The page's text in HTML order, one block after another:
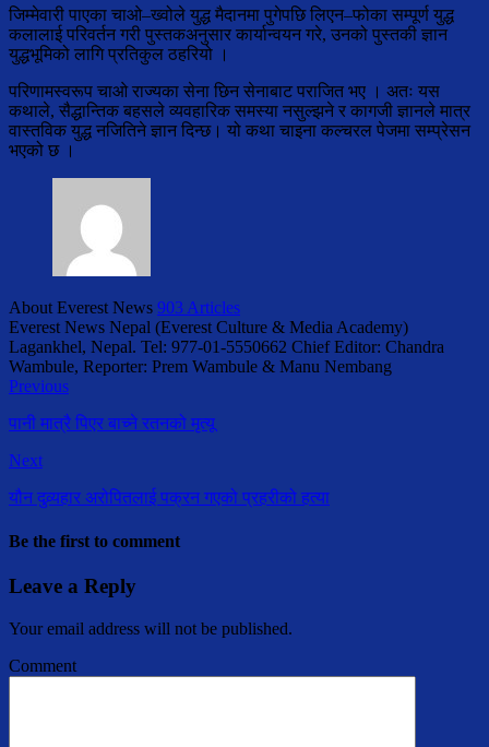
जिम्मेवारी पाएका चाओ–ख्वोले युद्ध मैदानमा पुगेपछि लिएन–फोका सम्पूर्ण युद्ध
कलालाई परिवर्तन गरी पुस्तकअनुसार कार्यान्वयन गरे, उनको पुस्तकी ज्ञान
युद्धभूमिको लागि प्रतिकुल ठहरियो ।
परिणामस्वरूप चाओ राज्यका सेना छिन सेनाबाट पराजित भए । अतः यस
कथाले, सैद्धान्तिक बहसले व्यवहारिक समस्या नसुल्झने र कागजी ज्ञानले मात्र
वास्तविक युद्ध नजितिने ज्ञान दिन्छ। यो कथा चाइना कल्चरल पेजमा सम्प्रेसन
भएको छ ।
About Everest News 903 Articles
Everest News Nepal (Everest Culture & Media Academy)
Lagankhel, Nepal. Tel: 977-01-5550662 Chief Editor: Chandra
Wambule, Reporter: Prem Wambule & Manu Nembang
Previous
पानी मात्रै पिएर बाच्ने रतनको मृत्यू
Next
यौन दुव्र्यहार अरोपितलाई पक्रन गएको प्रहरीको हत्या
Be the first to comment
Leave a Reply
Your email address will not be published.
Comment